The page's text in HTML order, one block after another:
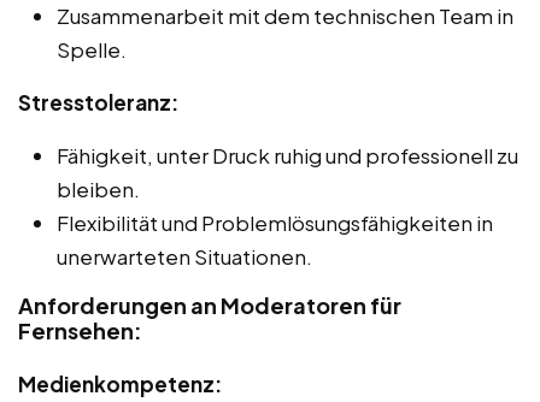
Zusammenarbeit mit dem technischen Team in
Spelle.
Stresstoleranz:
Fähigkeit, unter Druck ruhig und professionell zu
bleiben.
Flexibilität und Problemlösungsfähigkeiten in
unerwarteten Situationen.
Anforderungen an Moderatoren für
Fernsehen:
Medienkompetenz: